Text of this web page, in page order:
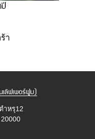
ปี
า
เลิฟเพอร์ฟูม)
ำหรุ12